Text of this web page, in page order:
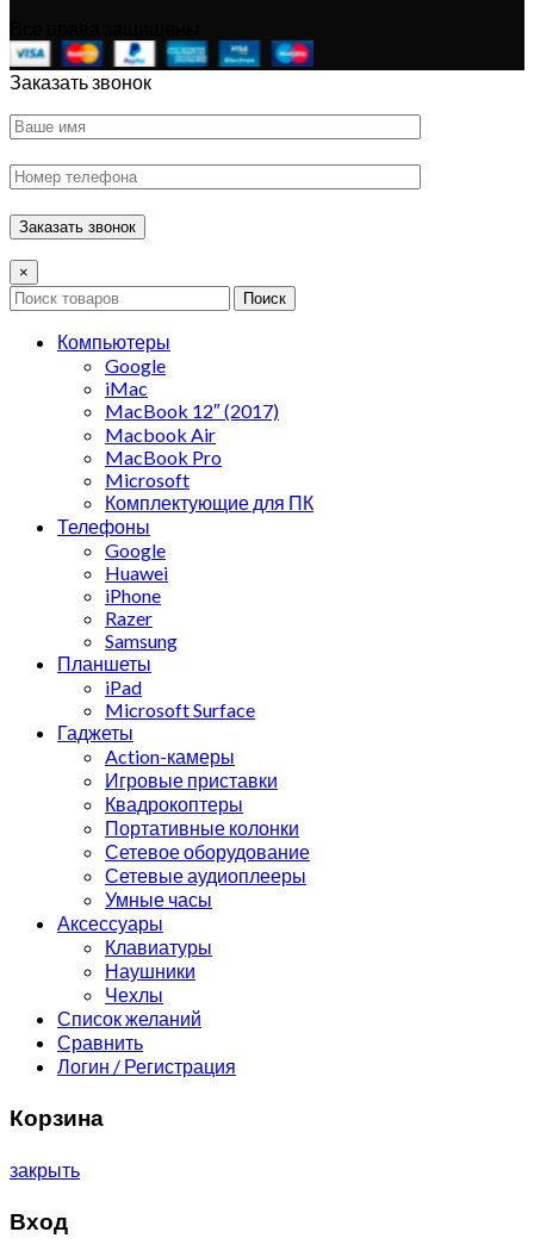
Заказать звонок
×
Поиск
Компьютеры
Google
iMac
MacBook 12″ (2017)
Macbook Air
MacBook Pro
Microsoft
Комплектующие для ПК
Телефоны
Google
Huawei
iPhone
Razer
Samsung
Планшеты
iPad
Microsoft Surface
Гаджеты
Action-камеры
Игровые приставки
Квадрокоптеры
Портативные колонки
Сетевое оборудование
Сетевые аудиоплееры
Умные часы
Аксессуары
Клавиатуры
Наушники
Чехлы
Список желаний
Сравнить
Логин / Регистрация
Корзина
закрыть
Вход